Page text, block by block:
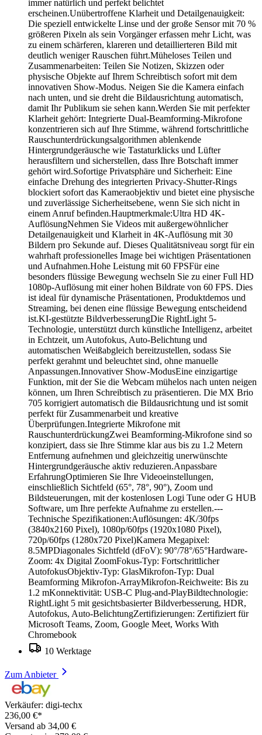
immer natürlich und perfekt belichtet
erscheinen.Unübertroffene Klarheit und Detailgenauigkeit:
Die speziell entwickelte Linse und der große Sensor mit 70 %
größeren Pixeln als sein Vorgänger erfassen mehr Licht, was
zu einem schärferen, klareren und detaillierteren Bild mit
deutlich weniger Rauschen führt.Müheloses Teilen und
Zusammenarbeiten: Teilen Sie Notizen, Skizzen oder
physische Objekte auf Ihrem Schreibtisch sofort mit dem
innovativen Show-Modus. Neigen Sie die Kamera einfach
nach unten, und sie dreht die Bildausrichtung automatisch,
damit Ihr Publikum sie sehen kann.Werden Sie mit perfekter
Klarheit gehört: Integrierte Dual-Beamforming-Mikrofone
konzentrieren sich auf Ihre Stimme, während fortschrittliche
Rauschunterdrückungsalgorithmen ablenkende
Hintergrundgeräusche wie Tastaturklicks und Lüfter
herausfiltern und sicherstellen, dass Ihre Botschaft immer
gehört wird.Sofortige Privatsphäre und Sicherheit: Eine
einfache Drehung des integrierten Privacy-Shutter-Rings
blockiert sofort das Kameraobjektiv und bietet eine physische
und zuverlässige Sicherheitsebene, wenn Sie sich nicht in
einem Anruf befinden.Hauptmerkmale:Ultra HD 4K-
AuflösungNehmen Sie Videos mit außergewöhnlicher
Detailgenauigkeit und Klarheit in 4K-Auflösung mit 30
Bildern pro Sekunde auf. Dieses Qualitätsniveau sorgt für ein
wahrhaft professionelles Image bei wichtigen Präsentationen
und Aufnahmen.Hohe Leistung mit 60 FPSFür eine
besonders flüssige Bewegung wechseln Sie zu einer Full HD
1080p-Auflösung mit einer hohen Bildrate von 60 FPS. Dies
ist ideal für dynamische Präsentationen, Produktdemos und
Streaming, bei denen eine flüssige Bewegung entscheidend
ist.KI-gestützte BildverbesserungDie RightLight 5-
Technologie, unterstützt durch künstliche Intelligenz, arbeitet
in Echtzeit, um Autofokus, Auto-Belichtung und
automatischen Weißabgleich bereitzustellen, sodass Sie
perfekt gerahmt und beleuchtet sind, ohne manuelle
Anpassungen.Innovativer Show-ModusEine einzigartige
Funktion, mit der Sie die Webcam mühelos nach unten neigen
können, um Ihren Schreibtisch zu präsentieren. Die MX Brio
705 korrigiert automatisch die Bildausrichtung und ist somit
perfekt für Zusammenarbeit und kreative
Überprüfungen.Integrierte Mikrofone mit
RauschunterdrückungZwei Beamforming-Mikrofone sind so
konzipiert, dass sie Ihre Stimme klar aus bis zu 1.2 Metern
Entfernung aufnehmen und gleichzeitig unerwünschte
Hintergrundgeräusche aktiv reduzieren.Anpassbare
ErfahrungOptimieren Sie Ihre Videoeinstellungen,
einschließlich Sichtfeld (65°, 78°, 90°), Zoom und
Bildsteuerungen, mit der kostenlosen Logi Tune oder G HUB
Software, um Ihre perfekte Aufnahme zu erstellen.---
Technische Spezifikationen:Auflösungen: 4K/30fps
(3840x2160 Pixel), 1080p/60fps (1920x1080 Pixel),
720p/60fps (1280x720 Pixel)Kamera Megapixel:
8.5MPDiagonales Sichtfeld (dFoV): 90°/78°/65°Hardware-
Zoom: 4x Digital ZoomFokus-Typ: Fortschrittlicher
AutofokusObjektiv-Typ: GlasMikrofon-Typ: Dual
Beamforming Mikrofon-ArrayMikrofon-Reichweite: Bis zu
1.2 mKonnektivität: USB-C Plug-and-PlayBildtechnologie:
RightLight 5 mit gesichtsbasierter Bildverbesserung, HDR,
Autofokus, Auto-BelichtungZertifizierungen: Zertifiziert für
Microsoft Teams, Zoom, Google Meet, Works With
Chromebook
10 Werktage
Zum Anbieter
Verkäufer: digi-techx
236,00 €*
Versand ab 34,00 €